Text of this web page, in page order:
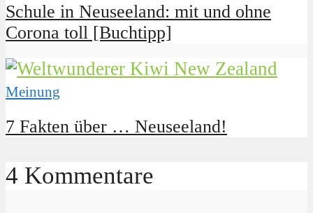
Schule in Neuseeland: mit und ohne
Corona toll [Buchtipp]
Meinung
7 Fakten über … Neuseeland!
4 Kommentare